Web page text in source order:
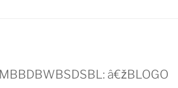
â€žBLOGO